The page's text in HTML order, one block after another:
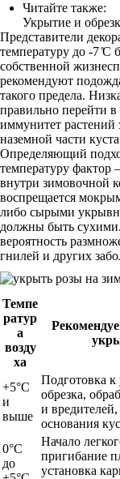
Читайте также:
Укрытие и
Представители
температуру до -7 ̊С
собственной
рекомендуют
такого предела.
правильно перейти
иммунитет растений
наземной части
Определяющий
температуру фактор
внутри зимовочной
воспрещается
либо сырыми
должны быть
вероятность
гнилей и других
Темпе
ратур
а
возду
ха
+5°C
и
выше
Подготовка
обрезка,
и
основания
0°C
до
Начало
пригибание
установка